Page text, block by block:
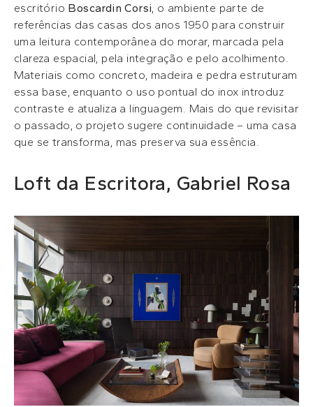
escritório Boscardin Corsi , o ambiente parte de
referências das casas dos anos 1950 para construir
uma leitura contemporânea do morar, marcada pela
clareza espacial, pela integração e pelo acolhimento.
Materiais como concreto, madeira e pedra estruturam
essa base, enquanto o uso pontual do inox introduz
contraste e atualiza a linguagem. Mais do que revisitar
o passado, o projeto sugere continuidade – uma casa
que se transforma, mas preserva sua essência.
Loft da Escritora, Gabriel Rosa